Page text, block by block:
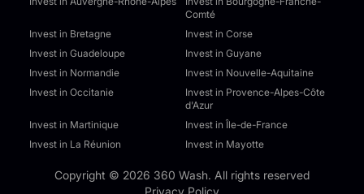
Comté
Invest in Bretagne
Invest in Corse
Invest in Guadeloupe
Invest in Guyane
Invest in Normandie
Invest in Nouvelle-Aquitaine
Invest in Occitanie
Invest in Provence-Alpes-Côte
d'Azur
Invest in Martinique
Invest in Île-de-France
Invest in La Réunion
Invest in Mayotte
Copyright © 2026 360 Wash. All rights reserved
Privacy Policy